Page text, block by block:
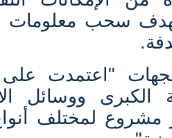
بهدف سحب
.
"اعتمدت على
الكبرى ووسائل
لمختلف